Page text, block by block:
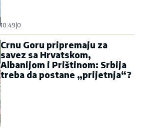
10:49 0
Crnu Goru pripremaju za
savez sa Hrvatskom,
Albanijom i Prištinom: Srbija
treba da postane „prijetnja“?